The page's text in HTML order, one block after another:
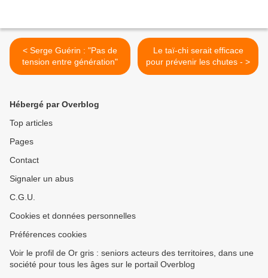
< Serge Guérin : "Pas de
tension entre génération"
Le taï-chi serait efficace
pour prévenir les chutes - >
Hébergé par Overblog
Top articles
Pages
Contact
Signaler un abus
C.G.U.
Cookies et données personnelles
Préférences cookies
Voir le profil de Or gris : seniors acteurs des territoires, dans une
société pour tous les âges sur le portail Overblog